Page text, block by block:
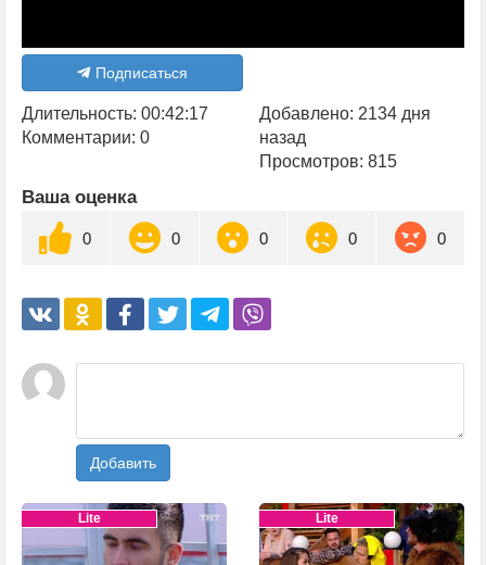
Подписаться
Длительность: 00:42:17
Комментарии: 0
Добавлено: 2134 дня
назад
Просмотров: 815
Ваша оценка
0 0 0 0 0
Добавить
Lite Lite